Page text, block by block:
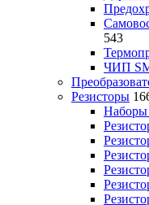
543
ЧИП
Резисторы
Наборы